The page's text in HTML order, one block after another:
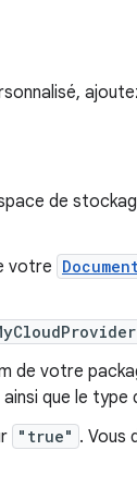
de
votre
de votre
ainsi que le
"true" . Vous